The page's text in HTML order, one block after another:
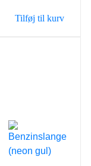
Tilføj til kurv